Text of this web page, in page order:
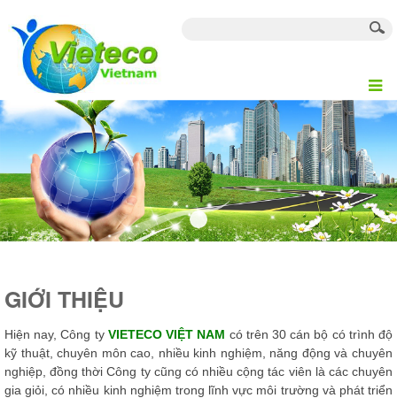
GIỚI THIỆU
Hiện nay, Công ty VIETECO VIỆT NAM có trên 30 cán bộ có trình độ
kỹ thuật, chuyên môn cao, nhiều kinh nghiệm, năng động và chuyên
nghiệp, đồng thời Công ty cũng có nhiều cộng tác viên là các chuyên
gia giỏi, có nhiều kinh nghiệm trong lĩnh vực môi trường và phát triển